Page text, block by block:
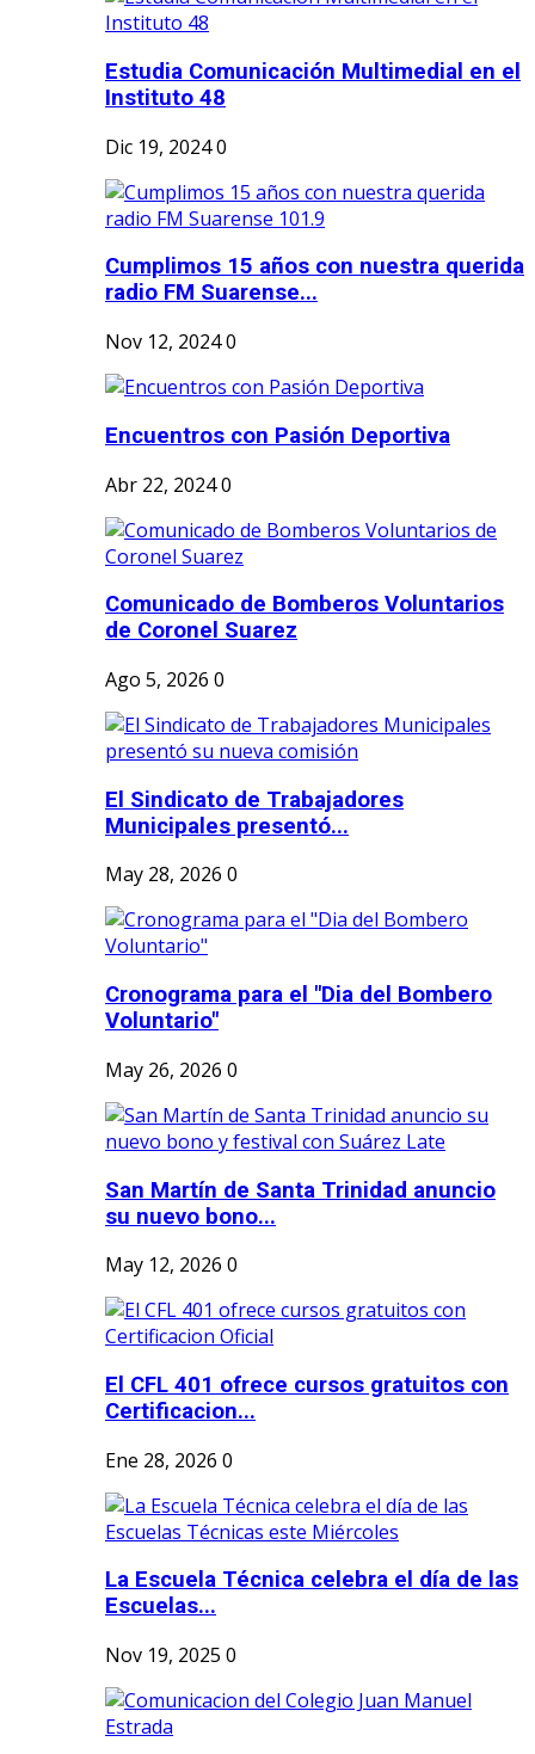
Estudia Comunicación Multimedial en el
Instituto 48
Dic 19, 20240
Cumplimos 15 años con nuestra querida
radio FM Suarense...
Nov 12, 20240
Encuentros con Pasión Deportiva
Abr 22, 20240
Comunicado de Bomberos Voluntarios
de Coronel Suarez
Ago 5, 2026 0
El Sindicato de Trabajadores
Municipales presentó...
May 28, 2026 0
Cronograma para el "Dia del Bombero
Voluntario"
May 26, 2026 0
San Martín de Santa Trinidad anuncio
su nuevo bono...
May 12, 2026 0
El CFL 401 ofrece cursos gratuitos con
Certificacion...
Ene 28, 2026 0
La Escuela Técnica celebra el día de las
Escuelas...
Nov 19, 2025 0